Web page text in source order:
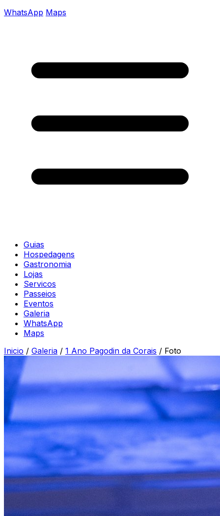
WhatsApp Maps
Guias
Hospedagens
Gastronomia
Lojas
Servicos
Passeios
Eventos
Galeria
WhatsApp
Maps
Inicio / Galeria / 1 Ano Pagodin da Corais / Foto